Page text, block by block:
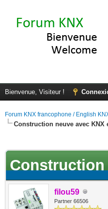
Bienvenue, Visiteur !
Forum KNX francophone / English
Construction neuve avec KNX
Construction
filou59
Partner 66506